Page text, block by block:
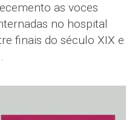
as voces
no hospital
finais do século XIX e